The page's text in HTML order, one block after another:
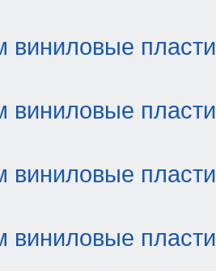
виниловые
виниловые
виниловые
виниловые